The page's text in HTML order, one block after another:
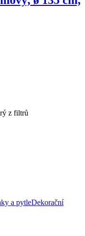
z filtrů
a pytleDekorační